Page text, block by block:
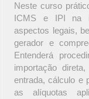
Neste curso
ICMS e IPI na
aspectos legais,
gerador e
Entenderá
importação
entrada, cálculo e
as alíquotas